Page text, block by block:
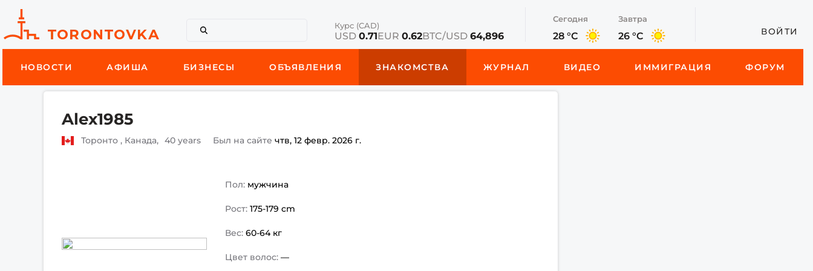
Курс (CAD)
USD 0.71EUR 0.62BTC/USD 64,896
Сегодня
28 °C
Завтра
26 °C ВОЙТИ
НОВОСТИ АФИША БИЗНЕСЫ ОБЪЯВЛЕНИЯ ЗНАКОМСТВА ЖУРНАЛ ВИДЕО ИММИГРАЦИЯ ФОРУМ
Alex1985
Торонто , Канада, 40 years Был на сайтечтв, 12 февр. 2026 г.
Пол: мужчина
Рост:175-179 cm
Вес:60-64 кг
Цвет волос:—